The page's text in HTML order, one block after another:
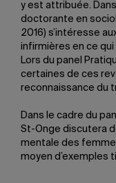
y est attribuée.
doctorante en
2016) s’intéresse
infirmières en ce
Lors du panel
certaines de ces
reconnaissance du
Dans le cadre du
St-Onge discutera
mentale des
moyen d’exemples